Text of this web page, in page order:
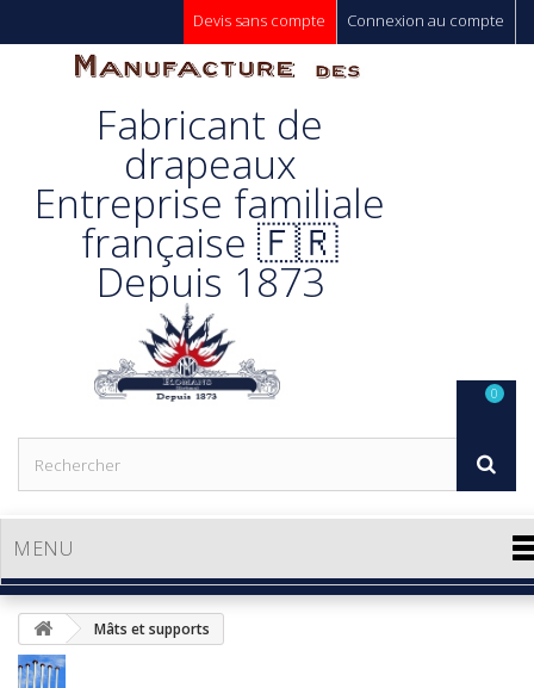
Connexion au compte
Devis sans compte
Manufacture
Des
Drapeaux
Unic s.a.
Fabricant de
drapeaux
Entreprise familiale
française 🇫🇷
Depuis 1873
MENU
0
Mâts et supports